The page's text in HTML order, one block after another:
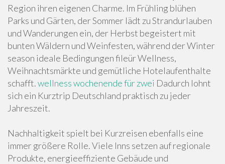
Region ihren eigenen Charme. Im Frühling blühen
Parks und Gärten, der Sommer lädt zu Strandurlauben
und Wanderungen ein, der Herbst begeistert mit
bunten Wäldern und Weinfesten, während der Winter
season ideale Bedingungen fileür Wellness,
Weihnachtsmärkte und gemütliche Hotelaufenthalte
schafft.wellness wochenende für zwei Dadurch lohnt
sich ein Kurztrip Deutschland praktisch zu jeder
Jahreszeit.
Nachhaltigkeit spielt bei Kurzreisen ebenfalls eine
immer größere Rolle. Viele Inns setzen auf regionale
Produkte, energieeffiziente Gebäude und